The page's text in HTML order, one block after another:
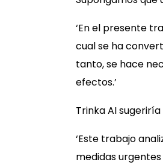
‘En el presente
cual se ha
tanto, se hace
efectos.’
Trinka AI
‘Este trabajo
medidas